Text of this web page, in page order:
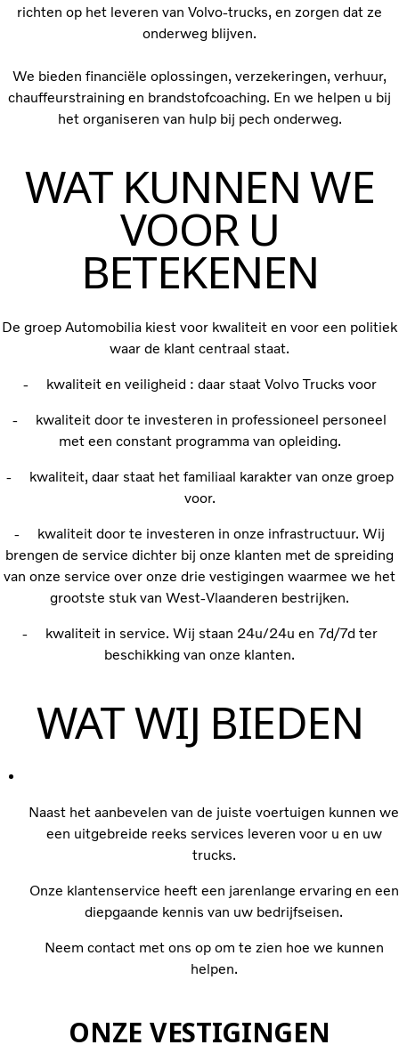
richten op het leveren van Volvo-trucks, en zorgen dat ze
onderweg blijven.
We bieden financiële oplossingen, verzekeringen, verhuur,
chauffeurstraining en brandstofcoaching. En we helpen u bij
het organiseren van hulp bij pech onderweg.
WAT KUNNEN WE
VOOR U
BETEKENEN
De groep Automobilia kiest voor kwaliteit en voor een politiek
waar de klant centraal staat.
- kwaliteit en veiligheid : daar staat Volvo Trucks voor
- kwaliteit door te investeren in professioneel personeel
met een constant programma van opleiding.
- kwaliteit, daar staat het familiaal karakter van onze groep
voor.
- kwaliteit door te investeren in onze infrastructuur. Wij
brengen de service dichter bij onze klanten met de spreiding
van onze service over onze drie vestigingen waarmee we het
grootste stuk van West-Vlaanderen bestrijken.
- kwaliteit in service. Wij staan 24u/24u en 7d/7d ter
beschikking van onze klanten.
WAT WIJ BIEDEN
Naast het aanbevelen van de juiste voertuigen kunnen we
een uitgebreide reeks services leveren voor u en uw
trucks.
Onze klantenservice heeft een jarenlange ervaring en een
diepgaande kennis van uw bedrijfseisen.
Neem contact met ons op om te zien hoe we kunnen
helpen.
ONZE VESTIGINGEN